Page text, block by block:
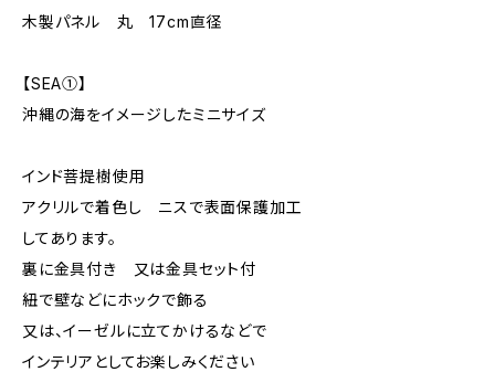
木製パネル 丸 17cm直径
【SEA①】
沖縄の海をイメージしたミニサイズ
インド菩提樹使用
アクリルで着色し ニスで表面保護加工
してあります。
裏に金具付き 又は金具セット付
紐で壁などにホックで飾る
又は、イーゼルに立てかけるなどで
インテリアとしてお楽しみください